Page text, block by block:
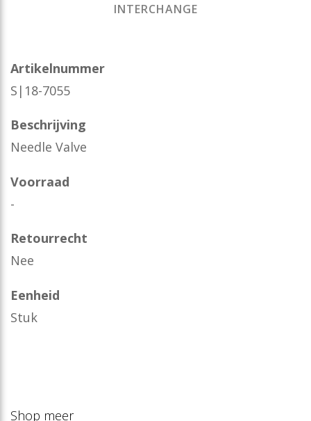
INTERCHANGE
Artikelnummer
S|18-7055
Beschrijving
Needle Valve
Voorraad
-
Retourrecht
Nee
Eenheid
Stuk
Shop meer